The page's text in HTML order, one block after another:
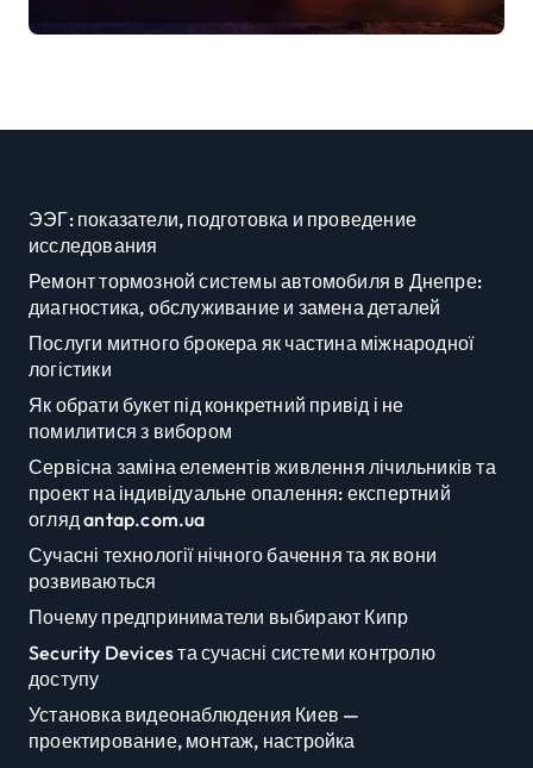
ЭЭГ: показатели, подготовка и проведение
исследования
Ремонт тормозной системы автомобиля в Днепре:
диагностика, обслуживание и замена деталей
Послуги митного брокера як частина міжнародної
логістики
Як обрати букет під конкретний привід і не
помилитися з вибором
Сервісна заміна елементів живлення лічильників та
проект на індивідуальне опалення: експертний
огляд antap.com.ua
Сучасні технології нічного бачення та як вони
розвиваються
Почему предприниматели выбирают Кипр
Security Devices та сучасні системи контролю
доступу
Установка видеонаблюдения Киев —
проектирование, монтаж, настройка